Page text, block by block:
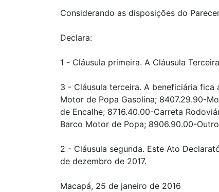
Considerando as disposições do
Declara:
1 - Cláusula primeira. A Cláusula
3 - Cláusula terceira. A beneficiária
Motor de Popa Gasolina; 8407.29.90-
de Encalhe; 8716.40.00-Carreta
Barco Motor de Popa; 8906.90.00-
2 - Cláusula segunda. Este Ato
de dezembro de 2017.
Macapá, 25 de janeiro de 2016